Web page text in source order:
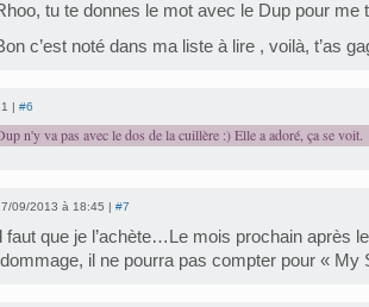
tu te donnes le mot avec le Dup pour me
c’est noté dans ma liste à lire , voilà, t’as
| #6
n'y va pas avec le dos de la cuillère :) Elle a adoré, ça se voit.
09/2013 à 18:45 | #7
Il faut que je l’achète…Le mois prochain après
il ne pourra pas compter pour « My